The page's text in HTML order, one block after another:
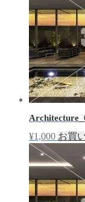
¥1,000 お買